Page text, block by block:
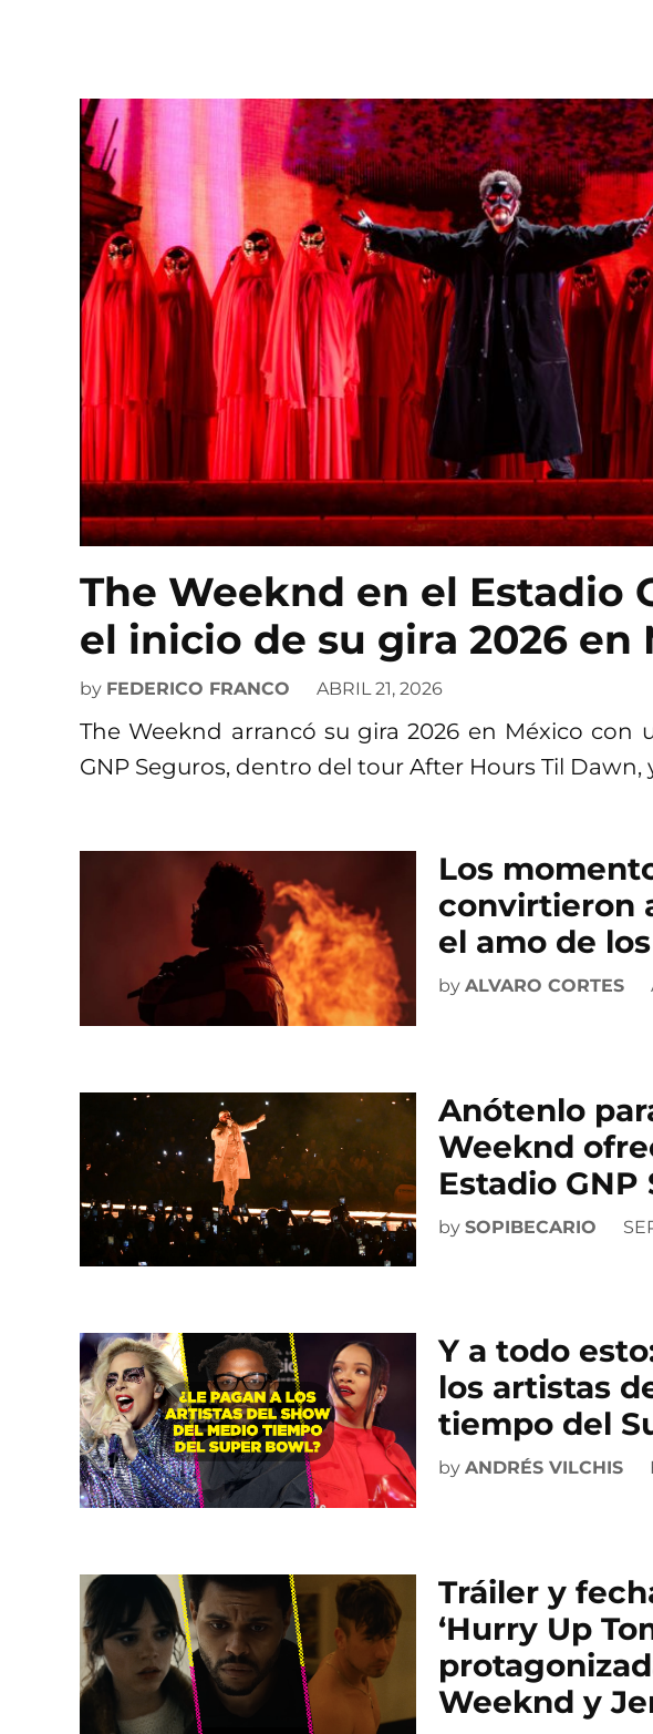
The Weeknd en el Estadio
el inicio de su gira 2026 en
by FEDERICO FRANCO ABRIL 21, 2026
The Weeknd arrancó su gira 2026 en México con
GNP Seguros, dentro del tour After Hours Til Dawn,
Los
convirtieron
el amo de
by ALVARO CORTES
Anótenlo
Weeknd
Estadio GNP
by SOPIBECARIO
Y a todo
los artistas
tiempo del
by ANDRÉS VILCHIS
Tráiler y
‘Hurry Up
Weeknd y